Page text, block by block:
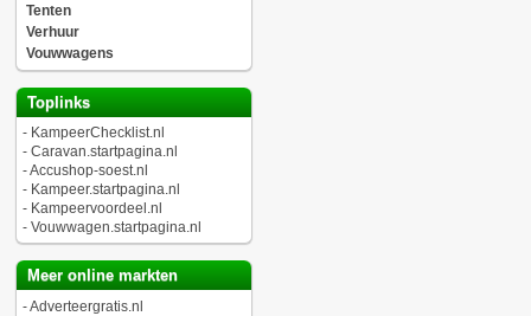
Tenten
Verhuur
Vouwwagens
Toplinks
- KampeerChecklist.nl
- Caravan.startpagina.nl
-Accushop-soest.nl
- Kampeer.startpagina.nl
- Kampeervoordeel.nl
- Vouwwagen.startpagina.nl
Meer online markten
-Adverteergratis.nl